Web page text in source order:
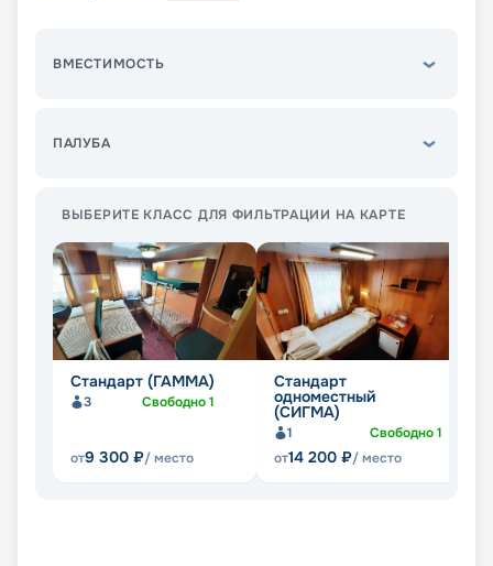
ВМЕСТИМОСТЬ
ПАЛУБА
ВЫБЕРИТЕ КЛАСС ДЛЯ ФИЛЬТРАЦИИ НА КАРТЕ
Стандарт (ГАММА)
3 Свободно1
от9 300 ₽/ место
Стандарт
одноместный
(СИГМА)
1 Свободно1
от14 200 ₽/ место